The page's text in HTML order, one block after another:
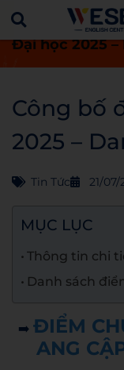
Trang chủ
Đại học 2025
Công bố
2025 –
Tin Tức 21/07/
MỤC LỤC
Thông tin chi
Danh sách
➡️ ĐIỂM
ANG